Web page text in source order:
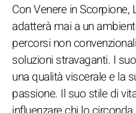
Con Venere in
adatterà mai a un
percorsi non
soluzioni stravaganti. I
una qualità viscerale e la
passione. Il suo stile di